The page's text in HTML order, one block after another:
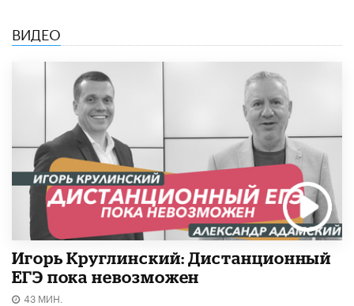
ВИДЕО
Игорь Круглинский: Дистанционный
ЕГЭ пока невозможен
43 МИН.